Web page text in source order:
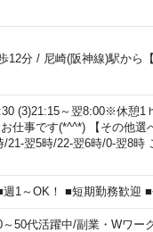
12分/ 尼崎(阪神線)駅から
(3)21:15～翌8:00※休憩1
仕事です(*^^*) 【その他選
21-翌5時/22-翌6時/0-翌8時
1～OK！ ■短期勤務歓迎
～50代活躍中/副業・Wワー